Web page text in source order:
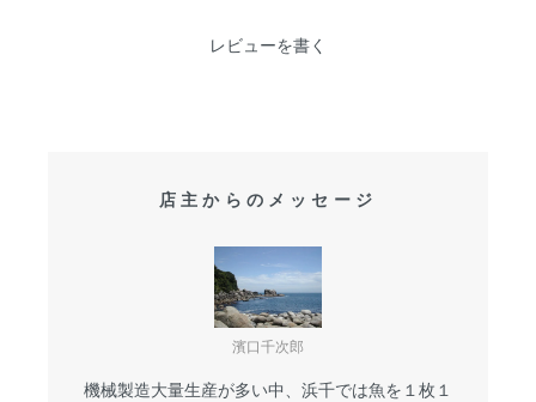
レビューを書く
店主からのメッセージ
濱口千次郎
機械製造大量生産が多い中、浜千では魚を１枚１